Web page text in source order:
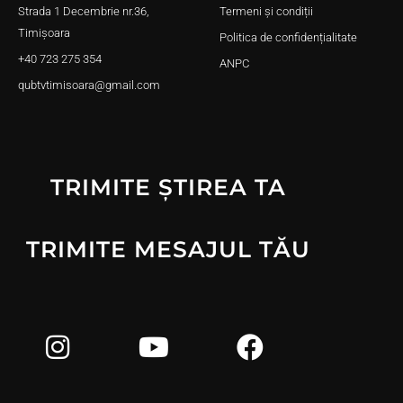
Strada 1 Decembrie nr.36,
Timișoara
+40 723 275 354
qubtvtimisoara@gmail.com
Termeni și condiții
Politica de confidențialitate
ANPC
TRIMITE ȘTIREA TA
TRIMITE MESAJUL TĂU